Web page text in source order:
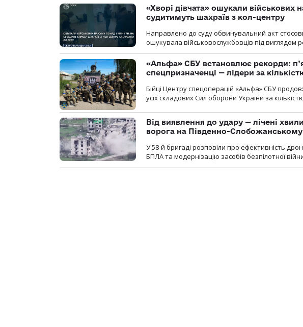
«Хворі дівчата» ошукали військових
судитимуть шахраїв з кол-центру
Направлено до суду обвинувальний акт
ошукувала військовослужбовців під виглядом
«Альфа» СБУ встановлює рекорди:
спецпризначенці — лідери за
Бійці Центру спецоперацій «Альфа» СБУ
усіх складових Сил оборони України за
Від виявлення до удару — лічені
ворога на Південно-
У 58-й бригаді розповіли про ефективність
БПЛА та модернізацію засобів безпілотної